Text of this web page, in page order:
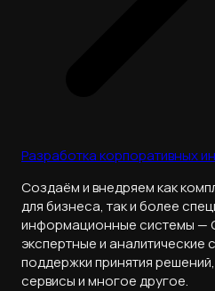
Разработка корпоративных
Cоздаём и внедряем как
для бизнеса, так и более
информационные системы —
экспертные и аналитические
поддержки принятия
сервисы и многое другое.